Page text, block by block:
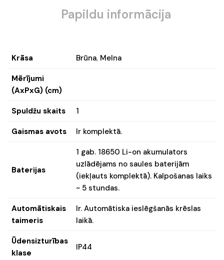
Papildu informācija
Krāsa Brūna, Melna
Mērījumi
(AxPxG) (cm)
Spuldžu skaits 1
Gaismas avots Ir komplektā.
Baterijas
1 gab. 18650 Li-on akumulators
uzlādējams no saules baterijām
(iekļauts komplektā). Kalpošanas laiks
~ 5 stundas.
Automātiskais
taimeris
Ir. Automātiska ieslēgšanās krēslas
laikā.
Ūdensizturības
klase
IP44